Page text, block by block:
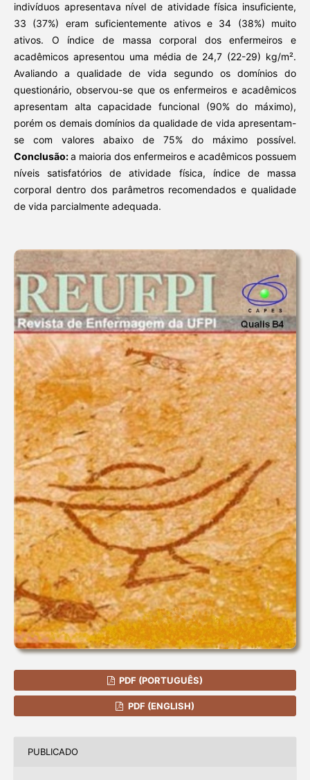
indivíduos apresentava nível de atividade física insuficiente,
33 (37%) eram suficientemente ativos e 34 (38%) muito
ativos. O índice de massa corporal dos enfermeiros e
acadêmicos apresentou uma média de 24,7 (22-29) kg/m².
Avaliando a qualidade de vida segundo os domínios do
questionário, observou-se que os enfermeiros e acadêmicos
apresentam alta capacidade funcional (90% do máximo),
porém os demais domínios da qualidade de vida apresentam-
se com valores abaixo de 75% do máximo possível.
Conclusão:a maioria dos enfermeiros e acadêmicos possuem
níveis satisfatórios de atividade física, índice de massa
corporal dentro dos parâmetros recomendados e qualidade
de vida parcialmente adequada.
PDF (PORTUGUÊS)
PDF (ENGLISH)
PUBLICADO